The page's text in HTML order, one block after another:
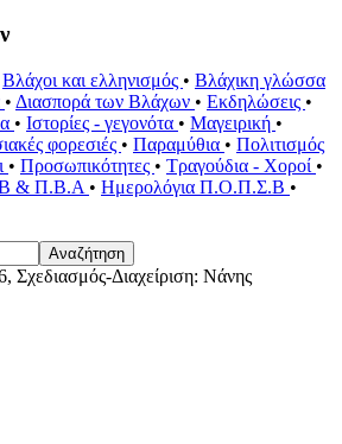
Βλάχοι και ελληνισμός • Βλάχικη γλώσσα
• Διασπορά των Βλάχων • Εκδηλώσεις •
• Ιστορίες - γεγονότα • Μαγειρική •
φορεσιές • Παραμύθια • Πολιτισμός
• Προσωπικότητες • Τραγούδια - Χοροί •
& Π.Β.Α • Ημερολόγια Π.Ο.Π.Σ.Β •
Αναζήτηση
Σχεδιασμός-Διαχείριση: Νάνης